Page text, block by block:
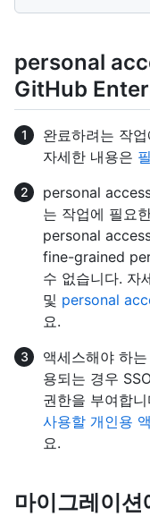
personal
GitHub
완료하려는 작
자세한 내용은
personal
는 작업에 필요
personal
fine-grained
수 없습니다. 자
및 personal
요.
액세스해야 하
용되는 경우
권한을 부여합
사용할 개인용
요.
마이그레이션